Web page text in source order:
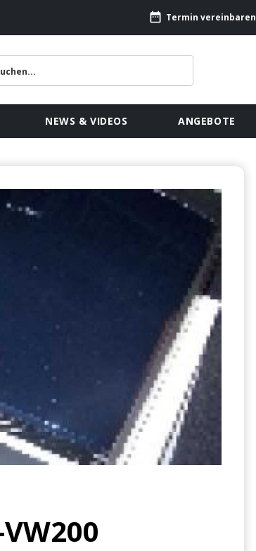
Termin vereinbaren
NEWS & VIDEOS ANGEBOTE